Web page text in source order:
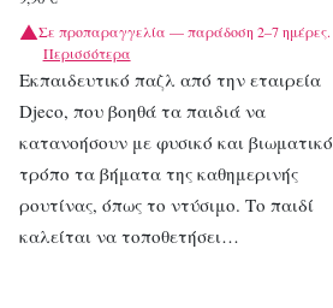
Σε προπαραγγελία — παράδοση 2–7 ημέρες.
Περισσότερα
Εκπαιδευτικό παζλ από την εταιρεία
Djeco, που βοηθά τα παιδιά να
κατανοήσουν με φυσικό και βιωματικό
τρόπο τα βήματα της καθημερινής
ρουτίνας, όπως το ντύσιμο. Το παιδί
καλείται να τοποθετήσει…